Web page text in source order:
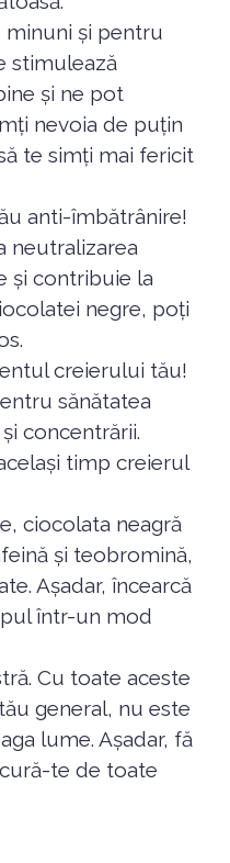
minuni și pentru
stimulează
și ne pot
nevoia de puțin
te simți mai fericit
anti-îmbătrânire!
neutralizarea
și contribuie la
negre, poți
creierului tău!
sănătatea
concentrării.
timp creierul
ciocolata neagră
și teobromină,
Așadar, încearcă
într-un mod
Cu toate aceste
general, nu este
lume. Așadar, fă
te de toate